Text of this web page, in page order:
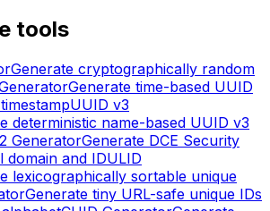
tools
Generate cryptographically random
Generate time-based UUID
UUID v3
deterministic name-based UUID v3
GeneratorGenerate DCE Security
domain and IDULID
lexicographically sortable unique
Generate tiny URL-safe unique IDs